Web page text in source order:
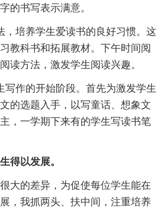
的书写表示满意。
培养学生爱读书的良好习惯。这
教科书和拓展教材。下午时间阅
读方法，激发学生阅读兴趣。
作的开始阶段。首先为激发学生
的选题入手，以写童话、想象文
，一学期下来有的学生写读书笔
以发展。
的差异，为促使每位学生能在
，我抓两头、扶中间，注重培养